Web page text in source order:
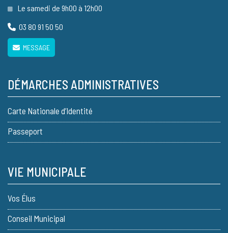
Le samedi de 9h00 à 12h00
03 80 91 50 50
MESSAGE
DÉMARCHES ADMINISTRATIVES
Carte Nationale d’Identité
Passeport
VIE MUNICIPALE
Vos Élus
Conseil Municipal